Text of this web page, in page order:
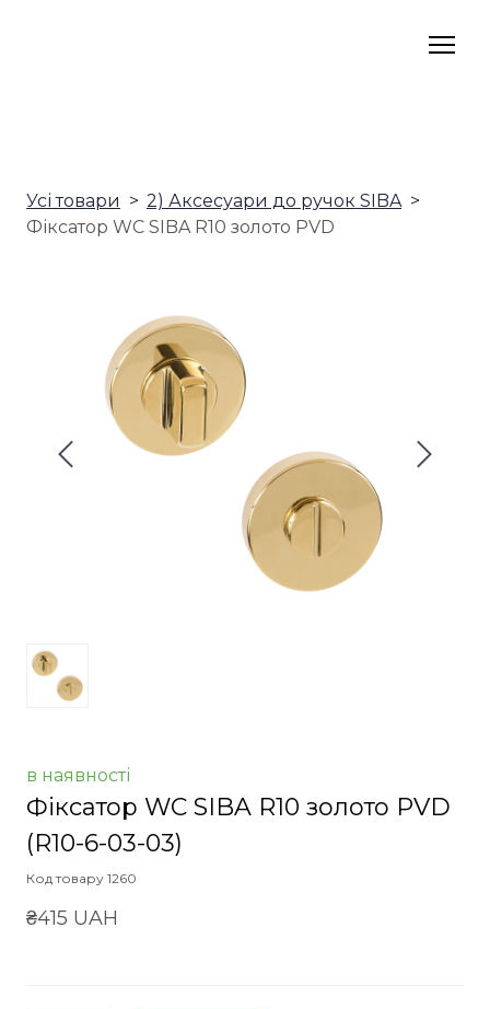
Усі товари
2) Аксесуари до ручок SIBA
Фіксатор WC SIBA R10 золото PVD
в наявності
Фіксатор WC SIBA R10 золото PVD
(R10-6-03-03)
Код товару 1260
₴415 UAH